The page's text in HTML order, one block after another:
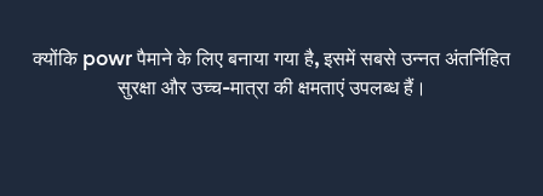
क्योंकि powr पैमाने के लिए बनाया गया है, इसमें सबसे उन्नत अंतर्निहित
सुरक्षा और उच्च-मात्रा की क्षमताएं उपलब्ध हैं।